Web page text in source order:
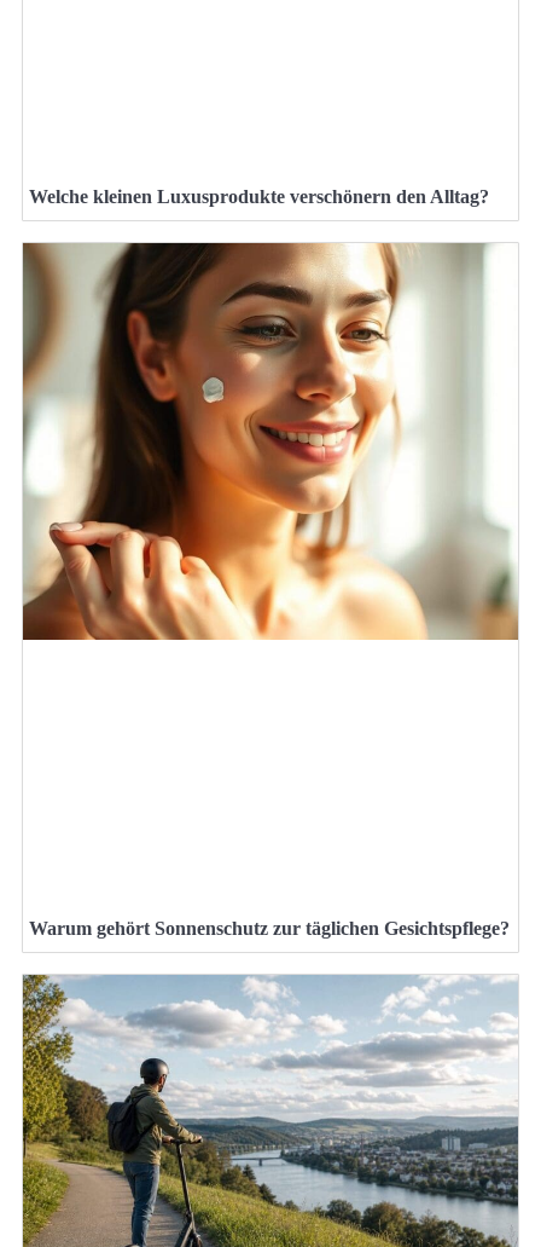
Welche kleinen Luxusprodukte verschönern den Alltag?
Warum gehört Sonnenschutz zur täglichen Gesichtspflege?